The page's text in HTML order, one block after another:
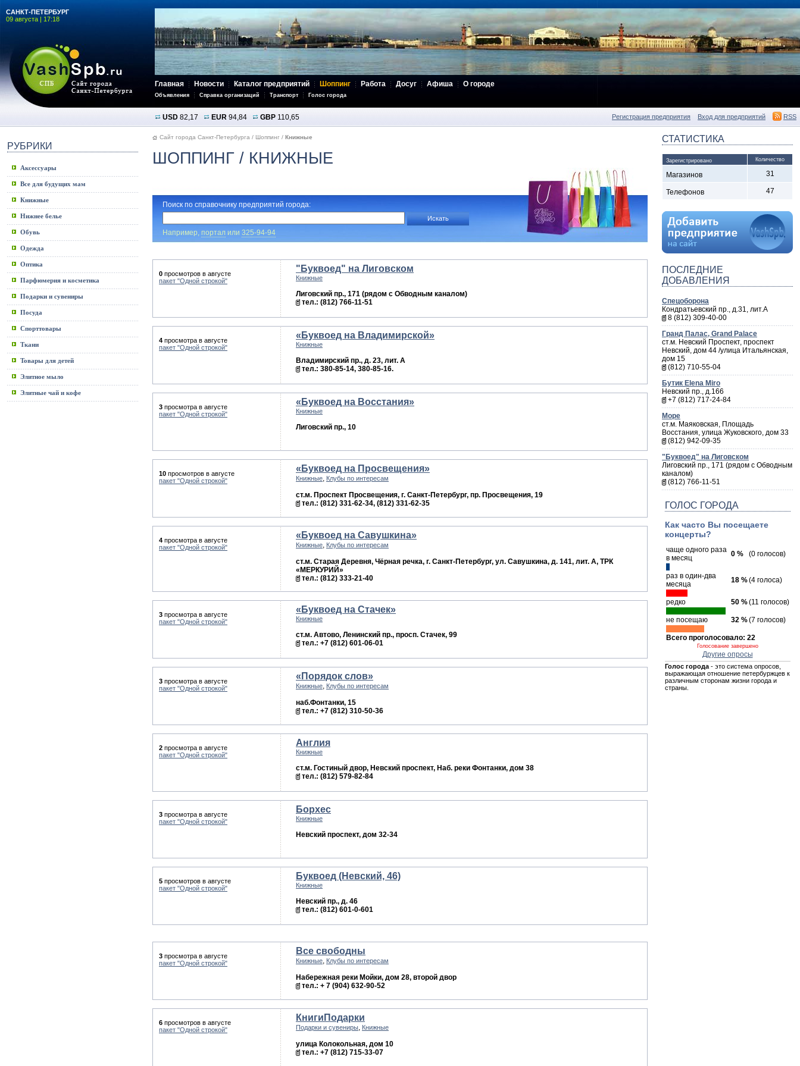
САНКТ-ПЕТЕРБУРГ
09 августа | 17:18
Главная Новости Каталог предприятий Шоппинг Работа Досуг Афиша О городе
Объявления Справка организаций Транспорт Голос города
USD 82,17 EUR 94,84 GBP 110,65 Регистрация предприятия Вход для предприятий RSS
РУБРИКИ
Аксессуары
Все для будущих мам
Книжные
Нижнее белье
Обувь
Одежда
Оптика
Парфюмерия и косметика
Подарки и сувениры
Посуда
Спорттовары
Ткани
Товары для детей
Элитное мыло
Элитные чай и кофе
Сайт города Санкт-Петербурга / Шоппинг / Книжные
ШОППИНГ / КНИЖНЫЕ
Поиск по справочнику предприятий города:
Например, портал или 325-94-94
0 просмотров в августе
пакет "Одной строкой"
"Буквоед" на Лиговском
Книжные
Лиговский пр., 171 (рядом с Обводным каналом)
тел.: (812) 766-11-51
4 просмотра в августе
пакет "Одной строкой"
«Буквоед на Владимирской»
Книжные
Владимирский пр., д. 23, лит. А
тел.: 380-85-14, 380-85-16.
3 просмотра в августе
пакет "Одной строкой"
«Буквоед на Восстания»
Книжные
Лиговский пр., 10
10 просмотров в августе
пакет "Одной строкой"
«Буквоед на Просвещения»
Книжные, Клубы по интересам
ст.м. Проспект Просвещения, г. Санкт-Петербург, пр. Просвещения, 19
тел.: (812) 331-62-34, (812) 331-62-35
4 просмотра в августе
пакет "Одной строкой"
«Буквоед на Савушкина»
Книжные, Клубы по интересам
ст.м. Старая Деревня, Чёрная речка, г. Санкт-Петербург, ул. Савушкина, д. 141, лит. А, ТРК
«МЕРКУРИЙ»
тел.: (812) 333-21-40
3 просмотра в августе
пакет "Одной строкой"
«Буквоед на Стачек»
Книжные
ст.м. Автово, Ленинский пр., просп. Стачек, 99
тел.: +7 (812) 601-06-01
3 просмотра в августе
пакет "Одной строкой"
«Порядок слов»
Книжные, Клубы по интересам
наб.Фонтанки, 15
тел.: +7 (812) 310-50-36
2 просмотра в августе
пакет "Одной строкой"
Англия
Книжные
ст.м. Гостиный двор, Невский проспект, Наб. реки Фонтанки, дом 38
тел.: (812) 579-82-84
3 просмотра в августе
пакет "Одной строкой"
Борхес
Книжные
Невский проспект, дом 32-34
5 просмотров в августе
пакет "Одной строкой"
Буквоед (Невский, 46)
Книжные
Невский пр., д. 46
тел.: (812) 601-0-601
3 просмотра в августе
пакет "Одной строкой"
Все свободны
Книжные, Клубы по интересам
Набережная реки Мойки, дом 28, второй двор
тел.: + 7 (904) 632-90-52
6 просмотров в августе
пакет "Одной строкой"
КнигиПодарки
Подарки и сувениры, Книжные
улица Колокольная, дом 10
тел.: +7 (812) 715-33-07
СТАТИСТИКА
Зарегистрировано Количество
Магазинов 31
Телефонов 47
ПОСЛЕДНИЕ
ДОБАВЛЕНИЯ
Спецоборона
Кондратьевский пр., д.31, лит.А
8 (812) 309-40-00
Гранд Палас, Grand Palace
ст.м. Невский Проспект, проспект
Невский, дом 44 /улица Итальянская,
дом 15
(812) 710-55-04
Бутик Elena Miro
Невский пр., д.166
+7 (812) 717-24-84
Море
ст.м. Маяковская, Площадь
Восстания, улица Жуковского, дом 33
(812) 942-09-35
"Буквоед" на Лиговском
Лиговский пр., 171 (рядом с Обводным
каналом)
(812) 766-11-51
ГОЛОС ГОРОДА
Как часто Вы посещаете
концерты?
чаще одного раза
в месяц
0 % (0 голосов)
раз в один-два
месяца
18 %(4 голоса)
редко 50 %(11 голосов)
не посещаю 32 %(7 голосов)
Всего проголосовало: 22
Голосование завершено
Другие опросы
Голос города- это система опросов,
выражающая отношение петербуржцев к
различным сторонам жизни города и
страны.